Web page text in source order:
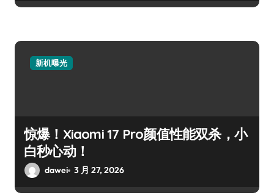
新机曝光
惊爆！Xiaomi 17 Pro颜值性能双杀，小
白秒心动！
dawei 3 月 27, 2026